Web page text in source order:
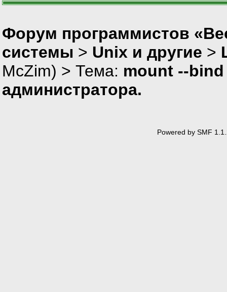
Форум программистов
системы > Unix и другие >
McZim) > Тема: mount --bind
администратора.
Powered by SMF